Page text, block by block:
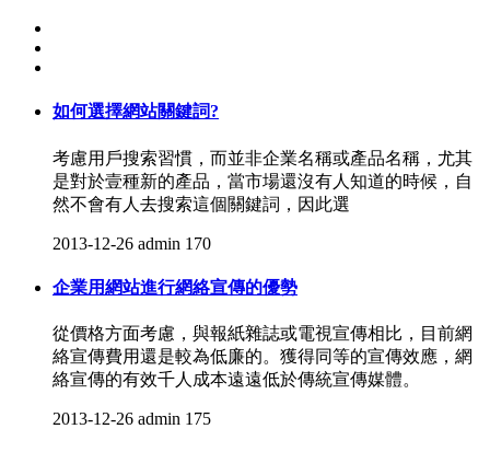
如何選擇網站關鍵詞?
考慮用戶搜索習慣，而並非企業名稱或產品名稱，尤其
是對於壹種新的產品，當市場還沒有人知道的時候，自
然不會有人去搜索這個關鍵詞，因此選
2013-12-26 admin 170
企業用網站進行網絡宣傳的優勢
從價格方面考慮，與報紙雜誌或電視宣傳相比，目前網
絡宣傳費用還是較為低廉的。獲得同等的宣傳效應，網
絡宣傳的有效千人成本遠遠低於傳統宣傳媒體。
2013-12-26 admin 175